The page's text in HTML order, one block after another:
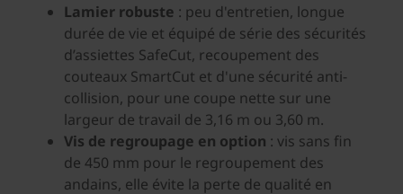
Lamier robuste : peu d'entretien, longue
durée de vie et équipé de série des sécurités
d’assiettes SafeCut, recoupement des
couteaux SmartCut et d'une sécurité anti-
collision, pour une coupe nette sur une
largeur de travail de 3,16 m ou 3,60 m.
Vis de regroupage en option : vis sans fin
de 450 mm pour le regroupement des
andains, elle évite la perte de qualité en